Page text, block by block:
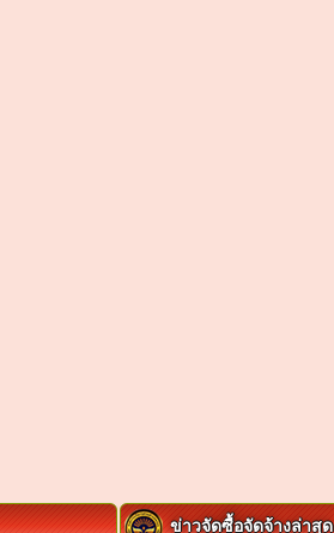
ข่าวจัดซื้อจัดจ้างล่าสุด